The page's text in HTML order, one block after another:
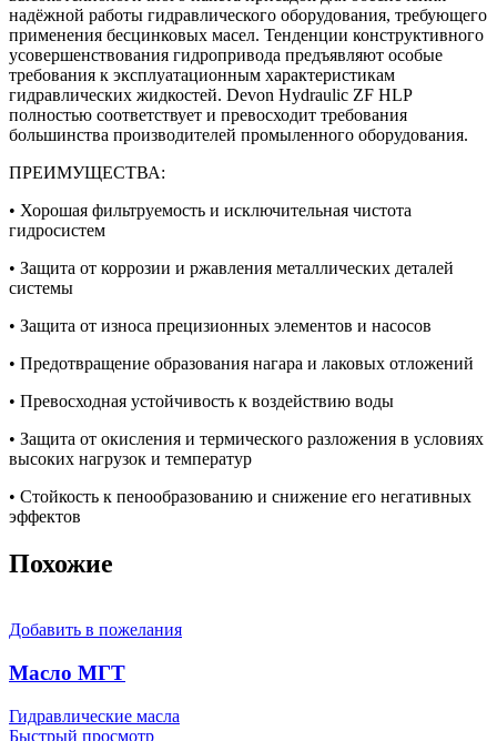
надёжной работы гидравлического оборудования, требующего
применения бесцинковых масел. Тенденции конструктивного
усовершенствования гидропривода предъявляют особые
требования к эксплуатационным характеристикам
гидравлических жидкостей. Devon Hydraulic ZF HLP
полностью соответствует и превосходит требования
большинства производителей промыленного оборудования.
ПРЕИМУЩЕСТВА:
• Хорошая фильтруемость и исключительная чистота
гидросистем
• Защита от коррозии и ржавления металлических деталей
системы
• Защита от износа прецизионных элементов и насосов
• Предотвращение образования нагара и лаковых отложений
• Превосходная устойчивость к воздействию воды
• Защита от окисления и термического разложения в условиях
высоких нагрузок и температур
• Стойкость к пенообразованию и снижение его негативных
эффектов
Похожие
Добавить в пожелания
Масло МГТ
Гидравлические масла
Быстрый просмотр